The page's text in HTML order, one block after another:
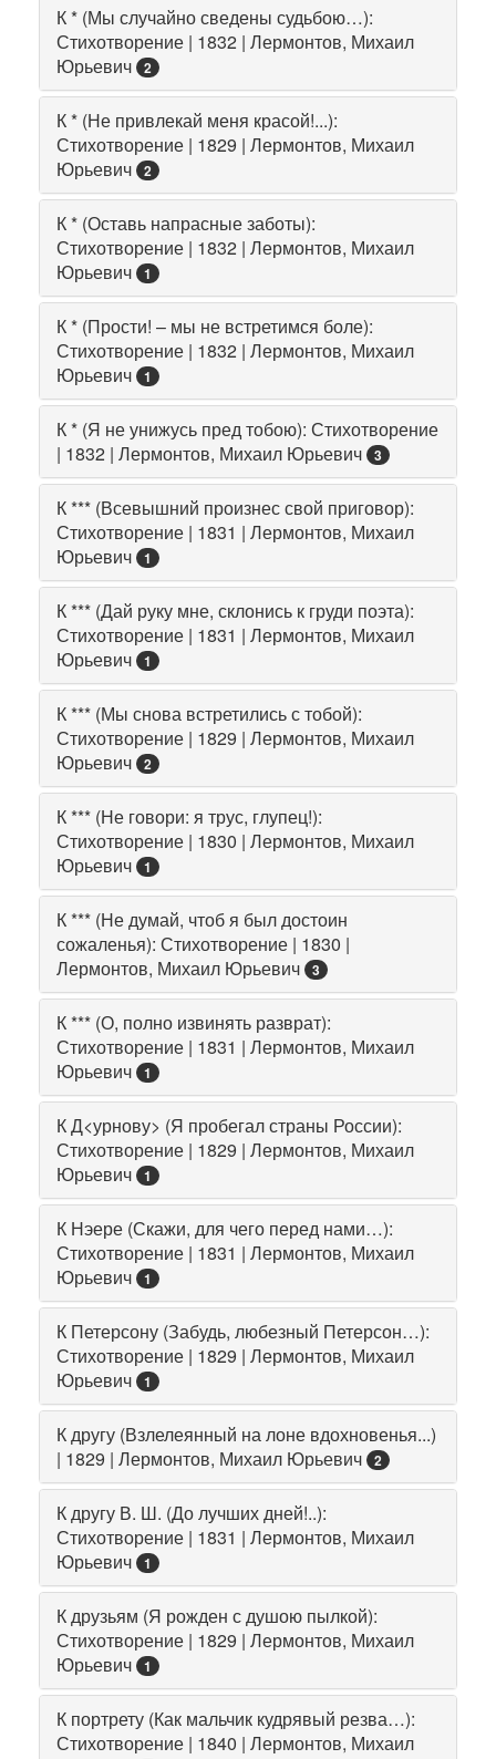
К * (Мы случайно сведены судьбою…):
Стихотворение | 1832 | Лермонтов, Михаил
Юрьевич
2
К * (Не привлекай меня красой!...):
Стихотворение | 1829 | Лермонтов, Михаил
Юрьевич
2
К * (Оставь напрасные заботы):
Стихотворение | 1832 | Лермонтов, Михаил
Юрьевич
1
К * (Прости! – мы не встретимся боле):
Стихотворение | 1832 | Лермонтов, Михаил
Юрьевич
1
К * (Я не унижусь пред тобою): Стихотворение
| 1832 | Лермонтов, Михаил Юрьевич
3
К *** (Всевышний произнес свой приговор):
Стихотворение | 1831 | Лермонтов, Михаил
Юрьевич
1
К *** (Дай руку мне, склонись к груди поэта):
Стихотворение | 1831 | Лермонтов, Михаил
Юрьевич
1
К *** (Мы снова встретились с тобой):
Стихотворение | 1829 | Лермонтов, Михаил
Юрьевич
2
К *** (Не говори: я трус, глупец!):
Стихотворение | 1830 | Лермонтов, Михаил
Юрьевич
1
К *** (Не думай, чтоб я был достоин
сожаленья): Стихотворение | 1830 |
Лермонтов, Михаил Юрьевич
3
К *** (О, полно извинять разврат):
Стихотворение | 1831 | Лермонтов, Михаил
Юрьевич
1
К Д<урнову> (Я пробегал страны России):
Стихотворение | 1829 | Лермонтов, Михаил
Юрьевич
1
К Нэере (Скажи, для чего перед нами…):
Стихотворение | 1831 | Лермонтов, Михаил
Юрьевич
1
К Петерсону (Забудь, любезный Петерсон…):
Стихотворение | 1829 | Лермонтов, Михаил
Юрьевич
1
К другу (Взлелеянный на лоне вдохновенья...)
| 1829 | Лермонтов, Михаил Юрьевич
2
К другу В. Ш. (До лучших дней!..):
Стихотворение | 1831 | Лермонтов, Михаил
Юрьевич
1
К друзьям (Я рожден с душою пылкой):
Стихотворение | 1829 | Лермонтов, Михаил
Юрьевич
1
К портрету (Как мальчик кудрявый резва…):
Стихотворение | 1840 | Лермонтов, Михаил